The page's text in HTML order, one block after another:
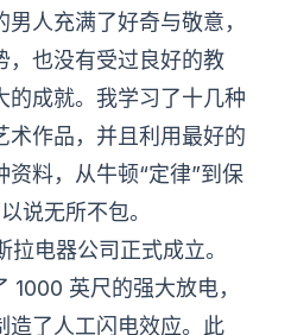
人充满了好奇与敬意，
，也没有受过良好的教
的成就。我学习了十几种
术作品，并且利用最好的
资料，从牛顿“定律”到保
说无所不包。
电器公司正式成立。
1000 英尺的强大放电，
造了人工闪电效应。此